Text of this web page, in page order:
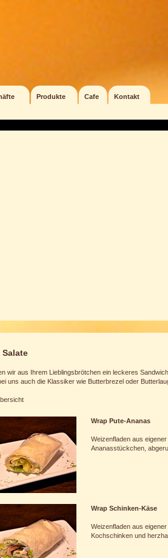
Produkte Cafe Kontakt
Salate
wir aus Ihrem Lieblingsbrötchen ein leckeres
uns auch die Klassiker wie Butterbrezel oder
Wrap Pute-Ananas
Weizenfladen aus
Ananasstückchen,
Wrap Schinken-Käse
Weizenfladen aus
Kochschinken und